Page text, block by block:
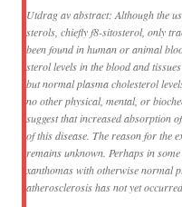
Utdrag av abstract: Although the
sterols, chiefly f8-sitosterol, only
been found in human or animal
sterol levels in the blood and
but normal plasma cholesterol
no other physical, mental, or
suggest that increased absorption
of this disease. The reason for the
remains unknown. Perhaps in
xanthomas with otherwise normal
atherosclerosis has not yet